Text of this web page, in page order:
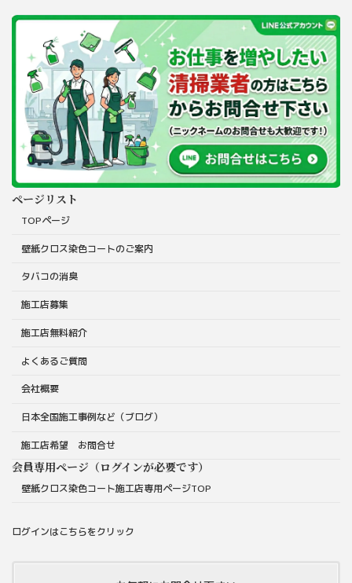
ページリスト
TOPページ
壁紙クロス染色コートのご案内
タバコの消臭
施工店募集
施工店無料紹介
よくあるご質問
会社概要
日本全国施工事例など（ブログ）
施工店希望 お問合せ
会員専用ページ（ログインが必要です）
壁紙クロス染色コート施工店専用ページTOP
ログインはこちらをクリック